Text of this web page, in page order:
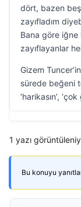
dört, bazen
zayıfladım
Bana göre
zayıflayanlar
Gizem
sürede beğeni
‘harikasın’,
1 yazı
Bu konuyu